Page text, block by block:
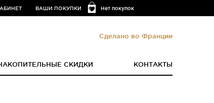
Нет покупок
ВАШИ ПОКУПКИ
Сделано во Франции
СКИДКИ КОНТАКТЫ